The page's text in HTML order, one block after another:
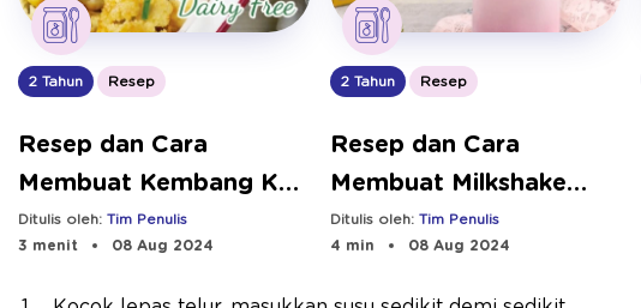
2 Tahun Resep
Resep dan Cara
Membuat Kembang Kol
Manis
Ditulis oleh: Tim Penulis
3 menit
08 Aug 2024
2 Tahun Resep
Resep dan Cara
Membuat Milkshake
Strawberry | Bebeclub
Ditulis oleh: Tim Penulis
4 min
08 Aug 2024